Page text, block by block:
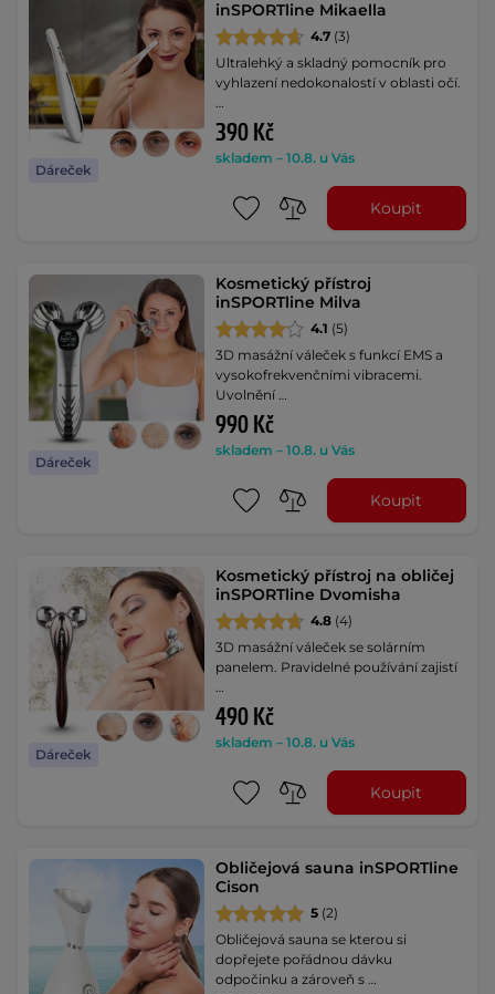
Dáreček
inSPORTline Mikaella
4.7 (3)
Ultralehký a skladný pomocník pro
vyhlazení nedokonalostí v oblasti očí.
…
390 Kč
skladem – 10.8. u Vás
Koupit
Dáreček
Kosmetický přístroj
inSPORTline Milva
4.1 (5)
3D masážní váleček s funkcí EMS a
vysokofrekvenčními vibracemi.
Uvolnění …
990 Kč
skladem – 10.8. u Vás
Koupit
Dáreček
Kosmetický přístroj na obličej
inSPORTline Dvomisha
4.8 (4)
3D masážní váleček se solárním
panelem. Pravidelné používání zajistí
…
490 Kč
skladem – 10.8. u Vás
Koupit
Obličejová sauna inSPORTline
Cison
5 (2)
Obličejová sauna se kterou si
dopřejete pořádnou dávku
odpočinku a zároveň s …